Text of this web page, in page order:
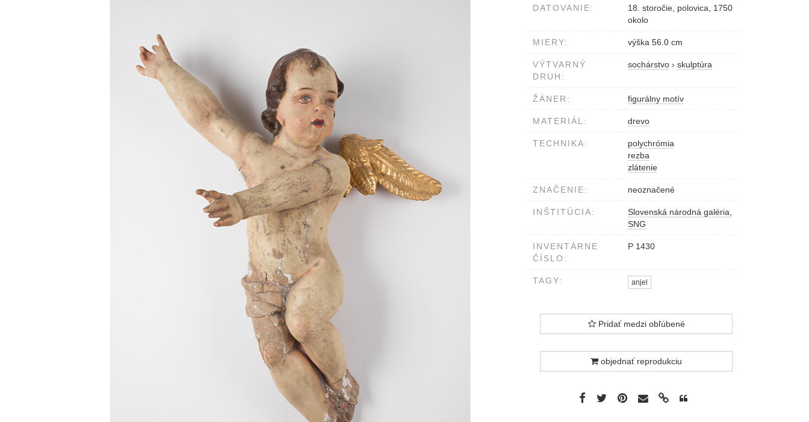
DATOVANIE:
18. storočie, polovica, 1750
okolo
MIERY: výška 56.0 cm
VÝTVARNÝ
DRUH:
sochárstvo › skulptúra
ŽÁNER: figurálny motív
MATERIÁL: drevo
TECHNIKA:
polychrómia
rezba
zlátenie
ZNAČENIE: neoznačené
INŠTITÚCIA:
Slovenská národná galéria,
SNG
INVENTÁRNE
ČÍSLO:
P 1430
TAGY: anjel
Pridať medzi obľúbené
objednať reprodukciu